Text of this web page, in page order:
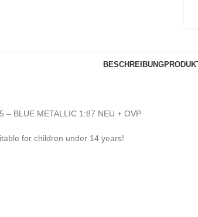
BESCHREIBUNG
– BLUE METALLIC 1:87 NEU + OVP
for children under 14 years!